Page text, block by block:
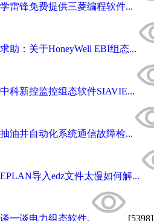
学雷锋免费提供三菱编程软件...
求助：关于HoneyWell EBI组态...
中科新控监控组态软件SIAVIE...
抽油井自动化系统通信故障检...
EPLAN导入edz文件太慢如何解...
谈一谈电力组态软件. [5398]